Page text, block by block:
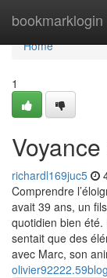
bookmarklogin
Home
Home
1
richardl169juc5
Comprendre
avait 39 ans, un
quotidien bien
sentait que des
avec Marc, son